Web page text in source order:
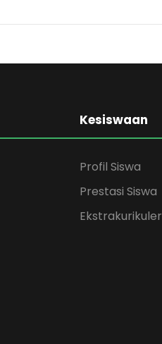
Kesiswaan
Profil Siswa
Prestasi Siswa
Ekstrakurikuler